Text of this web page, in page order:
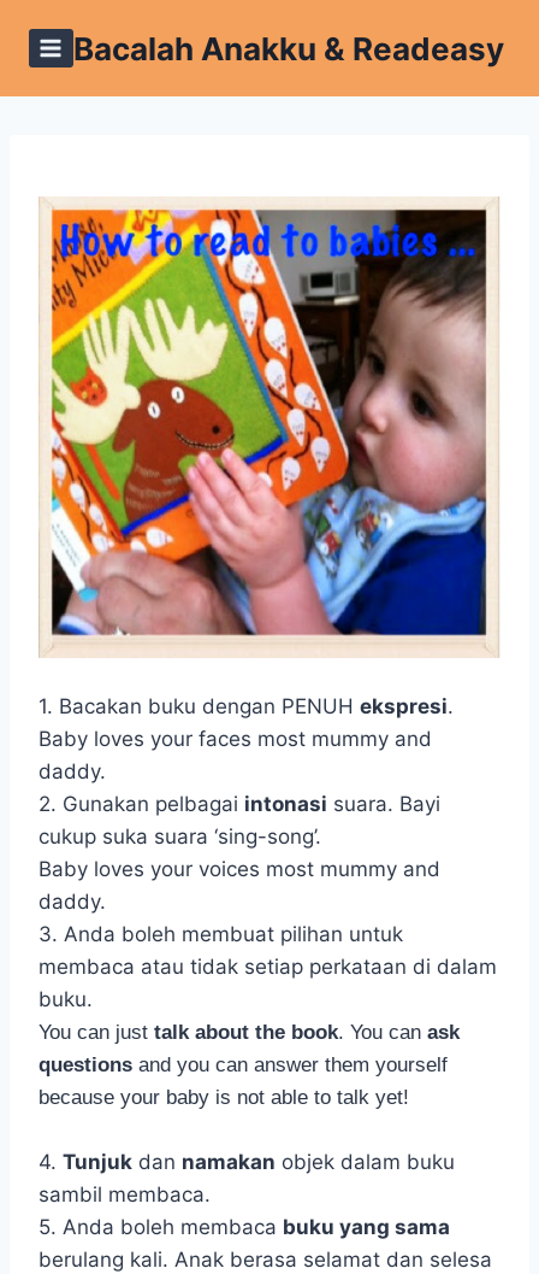
Bacalah Anakku & Readeasy
1. Bacakan buku dengan PENUH ekspresi.
Baby loves your faces most mummy and
daddy.
2. Gunakan pelbagai intonasi suara. Bayi
cukup suka suara ‘sing-song’.
Baby loves your voices most mummy and
daddy.
3. Anda boleh membuat pilihan untuk
membaca atau tidak setiap perkataan di dalam
buku.
You can just talk about the book. You can ask
questions and you can answer them yourself
because your baby is not able to talk yet!
4. Tunjuk dan namakan objek dalam buku
sambil membaca.
5. Anda boleh membaca buku yang sama
berulang kali. Anak berasa selamat dan selesa